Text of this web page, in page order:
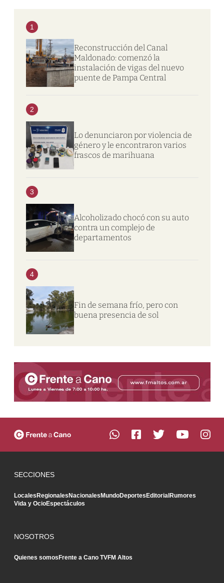
1
Reconstrucción del Canal
Maldonado: comenzó la
instalación de vigas del nuevo
puente de Pampa Central
2
Lo denunciaron por violencia de
género y le encontraron varios
frascos de marihuana
3
Alcoholizado chocó con su auto
contra un complejo de
departamentos
4
Fin de semana frío, pero con
buena presencia de sol
SECCIONES
LocalesRegionalesNacionalesMundoDeportesEditorialRumores
Vida y OcioEspectáculos
NOSOTROS
Quienes somosFrente a Cano TVFM Altos